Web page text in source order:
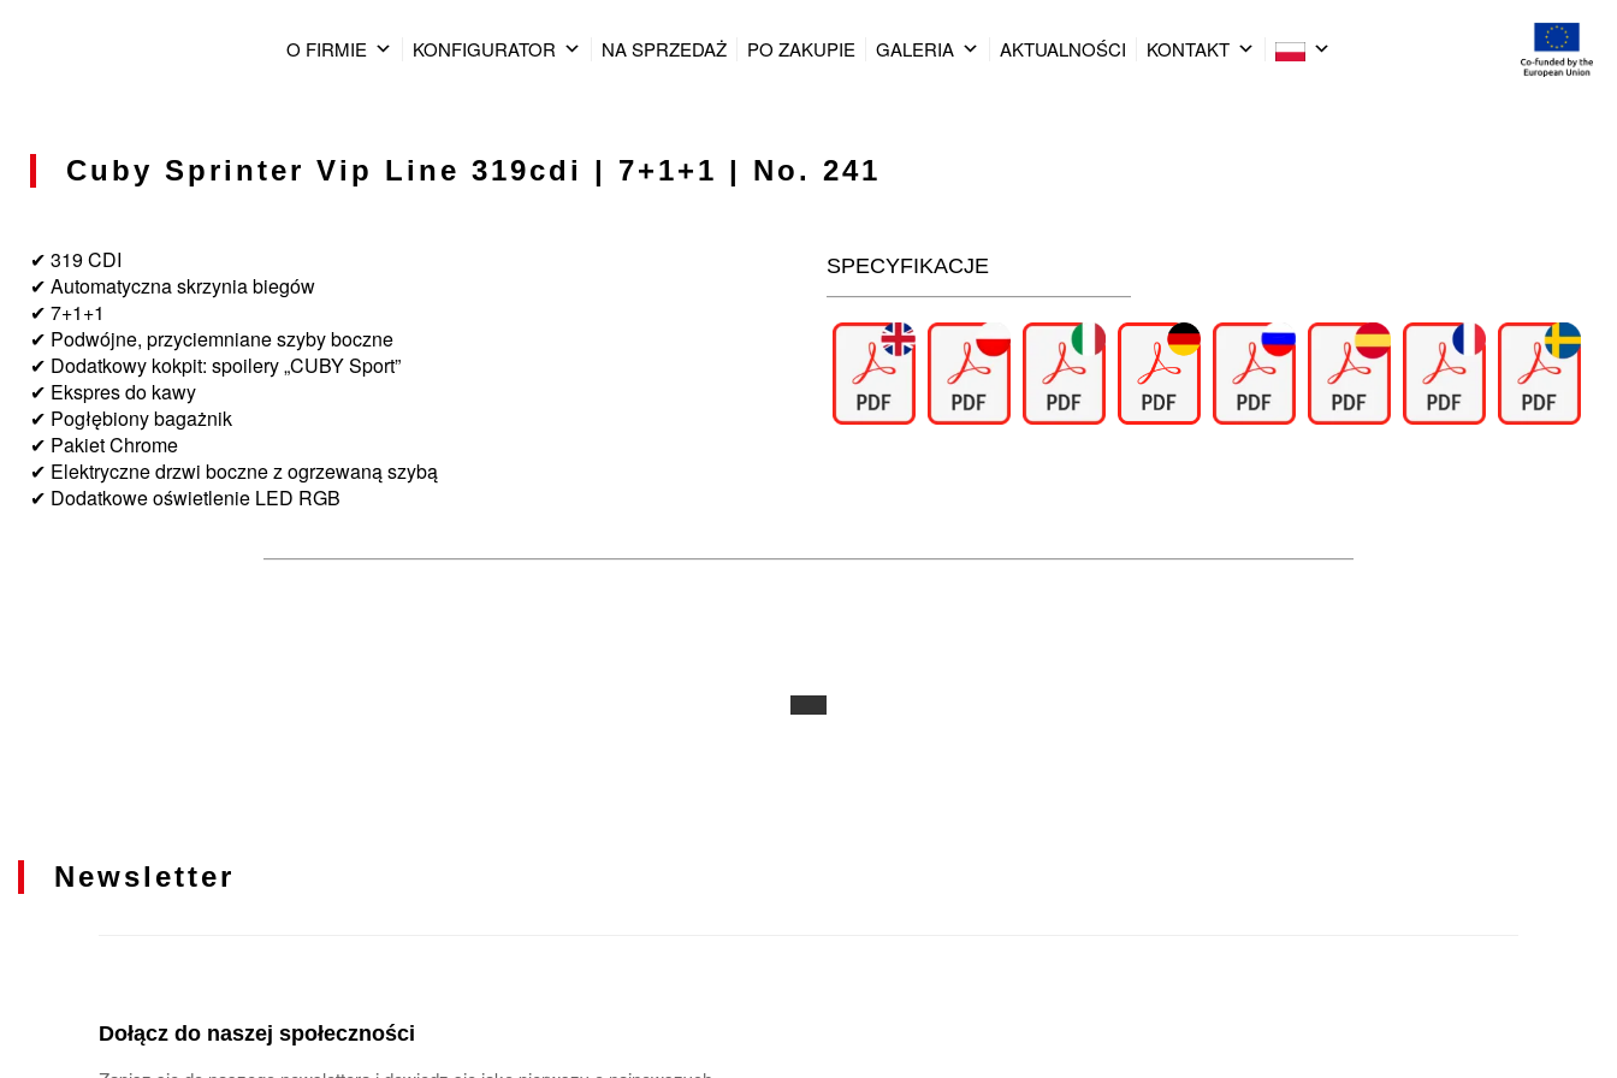
O FIRMIE KONFIGURATOR NA SPRZEDAŻ PO ZAKUPIE GALERIA AKTUALNOŚCI KONTAKT
Cuby Sprinter Vip Line 319cdi | 7+1+1 | No. 241
✔ 319 CDI
✔ Automatyczna skrzynia biegów
✔ 7+1+1
✔ Podwójne, przyciemniane szyby boczne
✔ Dodatkowy kokpit: spoilery „CUBY Sport”
✔ Ekspres do kawy
✔ Pogłębiony bagażnik
✔ Pakiet Chrome
✔ Elektryczne drzwi boczne z ogrzewaną szybą
✔ Dodatkowe oświetlenie LED RGB
SPECYFIKACJE
Newsletter
Dołącz do naszej społeczności